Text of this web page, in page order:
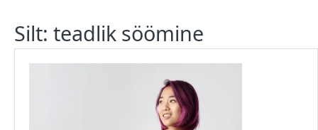
Silt: teadlik söömine